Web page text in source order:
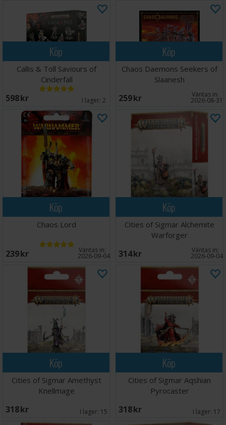
Köp
Callis & Toll Saviours of
Cinderfall
598 SEK I lager: 2
Köp
Chaos Daemons Seekers of
Slaanesh
259 SEK Väntas in:
2026-08-31
Köp
Chaos Lord
239 SEK Väntas in:
2026-09-04
Köp
Cities of Sigmar Alchemite
Warforger
314 SEK Väntas in:
2026-09-04
Köp
Cities of Sigmar Amethyst
Knellmage
318 SEK I lager: 15
Köp
Cities of Sigmar Aqshian
Pyrocaster
318 SEK I lager: 17